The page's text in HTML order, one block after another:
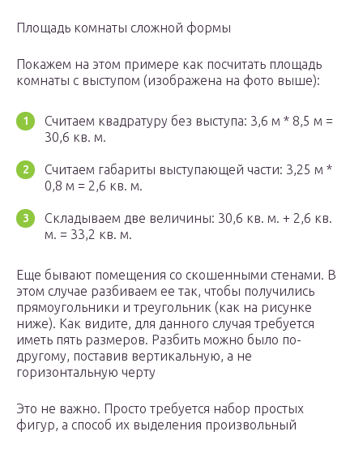
Площадь комнаты сложной формы
Покажем на этом примере как посчитать площадь
комнаты с выступом (изображена на фото выше):
Считаем квадратуру без выступа: 3,6 м * 8,5 м =
30,6 кв. м.
Считаем габариты выступающей части: 3,25 м *
0,8 м = 2,6 кв. м.
Складываем две величины: 30,6 кв. м. + 2,6 кв.
м. = 33,2 кв. м.
Еще бывают помещения со скошенными стенами. В
этом случае разбиваем ее так, чтобы получились
прямоугольники и треугольник (как на рисунке
ниже). Как видите, для данного случая требуется
иметь пять размеров. Разбить можно было по-
другому, поставив вертикальную, а не
горизонтальную черту
Это не важно. Просто требуется набор простых
фигур, а способ их выделения произвольный